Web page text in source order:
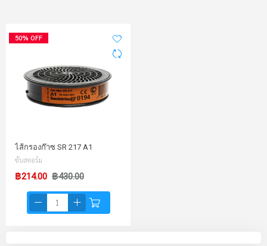
50% OFF
ไส้กรองก๊าซ SR 217 A1
ซันสตอร์ม
฿214.00 ฿430.00